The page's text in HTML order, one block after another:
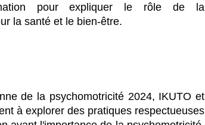
pour expliquer le rôle de la
la santé et le bien-être.
de la psychomotricité 2024, IKUTO et
à explorer des pratiques respectueuses